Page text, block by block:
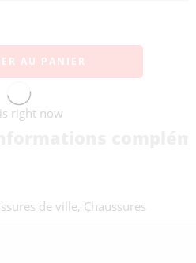
AU PANIER
right now
de ville, Chaussures